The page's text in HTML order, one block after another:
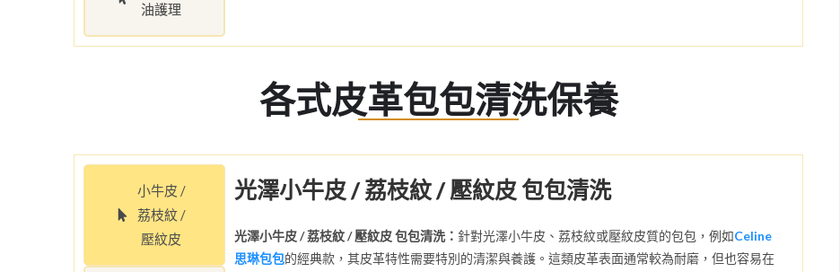
油護理
各式皮革包包清洗保養
小牛皮 /
荔枝紋 /
壓紋皮
光澤小牛皮 / 荔枝紋 / 壓紋皮 包包清洗
光澤小牛皮 / 荔枝紋 / 壓紋皮 包包清洗： 針對光澤小牛皮、荔枝紋或壓紋皮質的包包，例如Celine
思琳包包的經典款，其皮革特性需要特別的清潔與養護。這類皮革表面通常較為耐磨，但也容易在